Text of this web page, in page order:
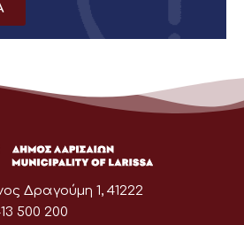
Δραγούμη 1, 41222
500 200